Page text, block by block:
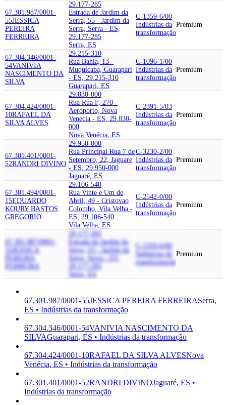
67.301.987/0001-
55JESSICA
PEREIRA
FERREIRA
29.177-285
Estrada de Jardim da
Serra, 55 - Jardim da
Serra, Serra - ES,
29.177-285
Serra, ES
C-1359-6/00
Indústrias da
transformação
Premium
67.304.346/0001-
54VANIVIA
NASCIMENTO DA
SILVA
29.215-310
Rua Bahia, 13 -
Muquicaba, Guarapari
- ES, 29.215-310
Guarapari, ES
C-1096-1/00
Indústrias da
transformação
Premium
67.304.424/0001-
10RAFAEL DA
SILVA ALVES
29.830-000
Rua Rua F, 270 -
Aeroporto, Nova
Venecia - ES, 29.830-
000
Nova Venécia, ES
C-2391-5/03
Indústrias da
transformação
Premium
67.301.401/0001-
52RANDRI DIVINO
29.950-000
Rua Principal Rua 7 de
Setembro, 22, Jaguare
- ES, 29.950-000
Jaguaré, ES
C-3230-2/00
Indústrias da
transformação
Premium
67.301.494/0001-
15EDUARDO
KOURY BASTOS
GREGORIO
29.106-540
Rua Vinte e Um de
Abril, 49 - Cristovao
Colombo, Vila Velha -
ES, 29.106-540
Vila Velha, ES
C-2542-0/00
Indústrias da
transformação
Premium
67.301.987/0001-
JESSICA
PEREIRA
FERREIRA
29.177-285
Estrada de Jardim da
Serra, 55 - Jardim da
Serra, Serra - ES,
29.177-285
Serra, ES
C-1359-6/00
Indústrias da
transformação
Premium
67.301.987/0001-55JESSICA PEREIRA FERREIRASerra,
ES • Indústrias da transformação
67.304.346/0001-54VANIVIA NASCIMENTO DA
SILVAGuarapari, ES • Indústrias da transformação
67.304.424/0001-10RAFAEL DA SILVA ALVESNova
Venécia, ES • Indústrias da transformação
67.301.401/0001-52RANDRI DIVINOJaguaré, ES •
Indústrias da transformação